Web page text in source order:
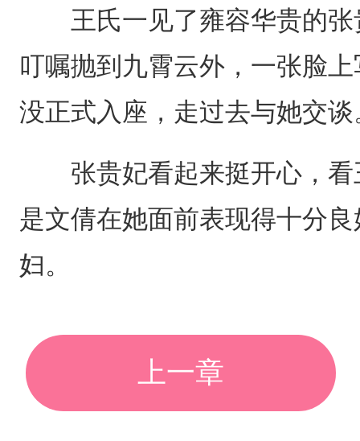
王氏一见了雍容华贵的张
叮嘱抛到九霄云外，一张脸
没正式入座，走过去与她交谈
张贵妃看起来挺开心，看
是文倩在她面前表现得十分
妇。
上一章